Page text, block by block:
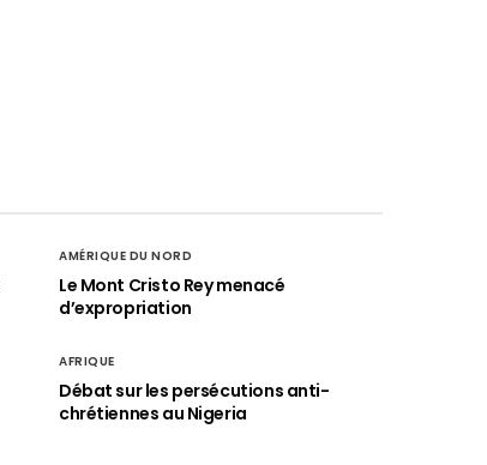
AMÉRIQUE DU NORD
Le Mont Cristo Rey menacé
d’expropriation
AFRIQUE
Débat sur les persécutions anti-
chrétiennes au Nigeria